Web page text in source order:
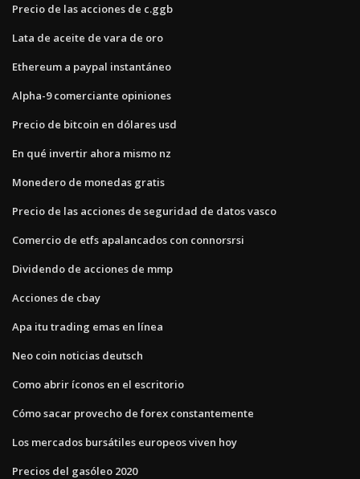
Precio de las acciones de c.ggb
Lata de aceite de vara de oro
Ethereum a paypal instantáneo
Alpha-9 comerciante opiniones
Precio de bitcoin en dólares usd
En qué invertir ahora mismo nz
Monedero de monedas gratis
Precio de las acciones de seguridad de datos vasco
Comercio de etfs apalancados con connorsrsi
Dividendo de acciones de mmp
Acciones de cbay
Apa itu trading emas en línea
Neo coin noticias deutsch
Como abrir íconos en el escritorio
Cómo sacar provecho de forex constantemente
Los mercados bursátiles europeos viven hoy
Precios del gasóleo 2020